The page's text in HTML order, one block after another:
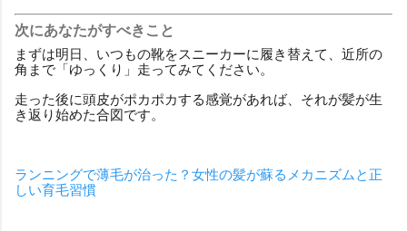
次にあなたがすべきこと
まずは明日、いつもの靴をスニーカーに履き替えて、近所の
角まで「ゆっくり」走ってみてください。
走った後に頭皮がポカポカする感覚があれば、それが髪が生
き返り始めた合図です。
ランニングで薄毛が治った？女性の髪が蘇るメカニズムと正
しい育毛習慣